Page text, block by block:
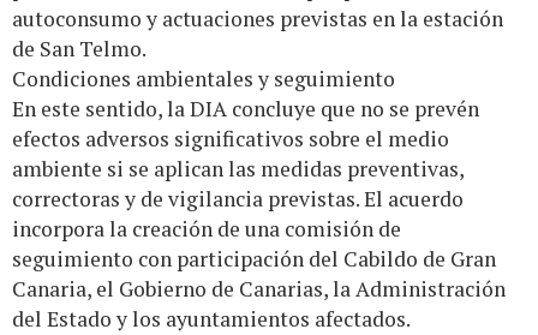
autoconsumo y actuaciones previstas en la estación
de San Telmo.
Condiciones ambientales y seguimiento
En este sentido, la DIA concluye que no se prevén
efectos adversos significativos sobre el medio
ambiente si se aplican las medidas preventivas,
correctoras y de vigilancia previstas. El acuerdo
incorpora la creación de una comisión de
seguimiento con participación del Cabildo de Gran
Canaria, el Gobierno de Canarias, la Administración
del Estado y los ayuntamientos afectados.